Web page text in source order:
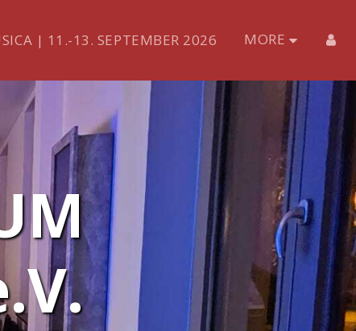
| 11.-13. SEPTEMBER 2026 MORE